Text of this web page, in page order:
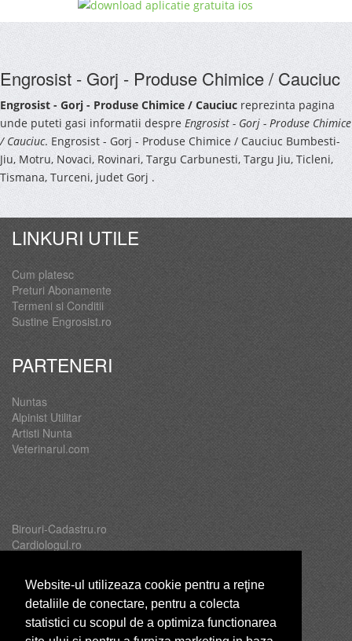
Website-ul utilizeaza cookie pentru a reţine
detaliile de conectare, pentru a colecta
statistici cu scopul de a optimiza functionarea
Engrosist - Gorj - Produse Chimice / Cauciuc
Engrosist - Gorj - Produse Chimice / Cauciuc reprezinta pagina
unde puteti gasi informatii despre Engrosist - Gorj - Produse Chimice
/ Cauciuc. Engrosist - Gorj - Produse Chimice / Cauciuc Bumbesti-
Jiu, Motru, Novaci, Rovinari, Targu Carbunesti, Targu Jiu, Ticleni,
Tismana, Turceni, judet Gorj .
LINKURI UTILE
Cum platesc
Preturi Abonamente
Termeni si Conditii
Sustine Engrosist.ro
PARTENERI
Nuntas
Alpinist Utilitar
Artisti Nunta
Veterinarul.com
Birouri-Cadastru.ro
Cardiologul.ro